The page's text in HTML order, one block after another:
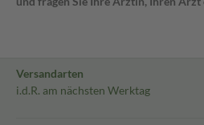
Versandarten
i.d.R. am nächsten Werktag